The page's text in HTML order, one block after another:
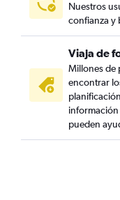
Nuestros
confianza y
Viaja de
Millones de
encontrar
información
pueden